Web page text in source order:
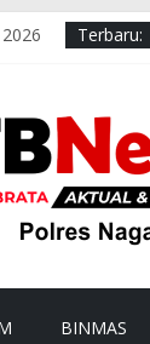
Terbaru:
BINMAS